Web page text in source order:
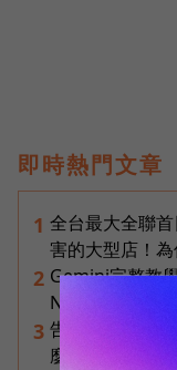
即時熱門文章
1 全台最大全聯
害的大型店！
2 Gemini完整教
Notebooks、
3 告別「極速迷
麼才是 5G 時代